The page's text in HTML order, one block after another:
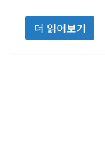
더 읽어보기